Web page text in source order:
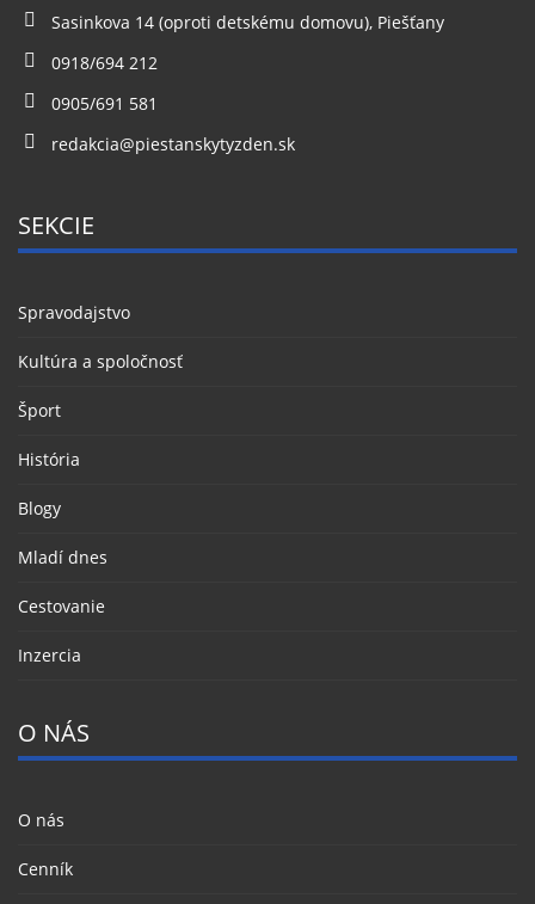
Sasinkova 14 (oproti detskému domovu), Piešťany
0918/694 212
0905/691 581
redakcia@piestanskytyzden.sk
SEKCIE
Spravodajstvo
Kultúra a spoločnosť
Šport
História
Blogy
Mladí dnes
Cestovanie
Inzercia
O NÁS
O nás
Cenník